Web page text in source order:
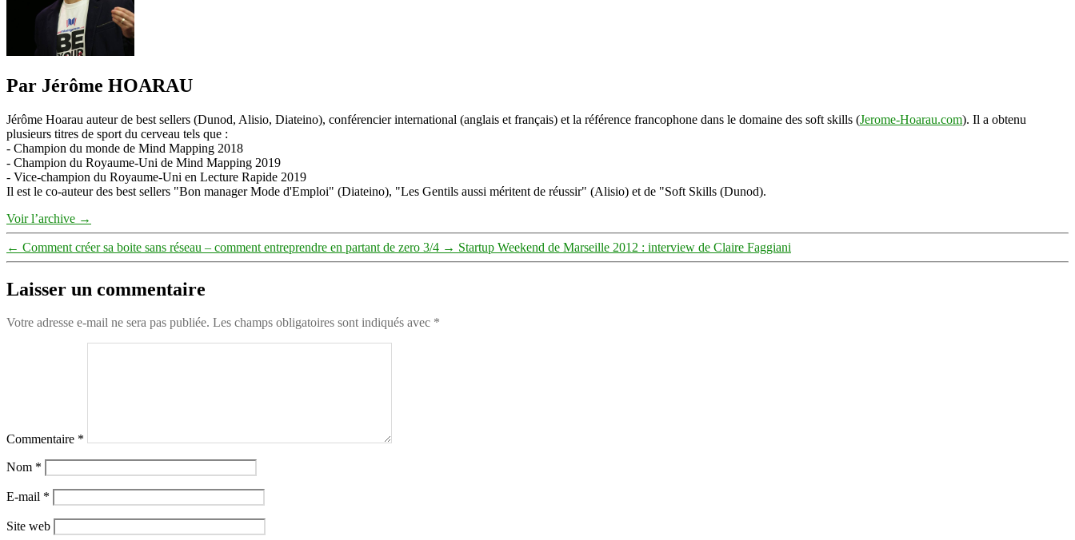
Par Jérôme HOARAU
Jérôme Hoarau auteur de best sellers (Dunod, Alisio, Diateino), conférencier international (anglais et français) et la référence francophone dans le domaine des soft skills (Jerome-Hoarau.com). Il a obtenu
plusieurs titres de sport du cerveau tels que :
- Champion du monde de Mind Mapping 2018
- Champion du Royaume-Uni de Mind Mapping 2019
- Vice-champion du Royaume-Uni en Lecture Rapide 2019
Il est le co-auteur des best sellers "Bon manager Mode d'Emploi" (Diateino), "Les Gentils aussi méritent de réussir" (Alisio) et de "Soft Skills (Dunod).
Voir l’archive →
← Comment créer sa boite sans réseau – comment entreprendre en partant de zero 3/4 → Startup Weekend de Marseille 2012 : interview de Claire Faggiani
Laisser un commentaire
Votre adresse e-mail ne sera pas publiée. Les champs obligatoires sont indiqués avec *
Commentaire *
Nom *
E-mail *
Site web